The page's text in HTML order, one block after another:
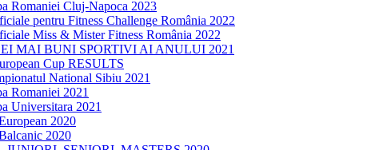
Romaniei Cluj-Napoca 2023
pentru Fitness Challenge România 2022
Miss & Mister Fitness România 2022
MAI BUNI SPORTIVI AI ANULUI 2021
Cup RESULTS
National Sibiu 2021
Romaniei 2021
Universitara 2021
2020
2020